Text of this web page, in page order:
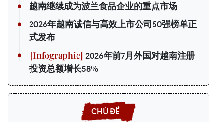
越南继续成为波兰食品企业的重点市场
2026年越南诚信与高效上市公司50强榜单正
式发布
2026年前7月外国对越南注册
投资总额增长58%